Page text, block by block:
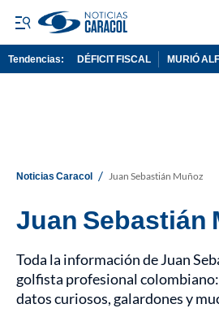
Tendencias: DÉFICIT FISCAL MURIÓ
Noticias Caracol / Juan Sebastián Muñoz
Juan Sebastián
Toda la información de Juan
golfista profesional
datos curiosos, galardones y